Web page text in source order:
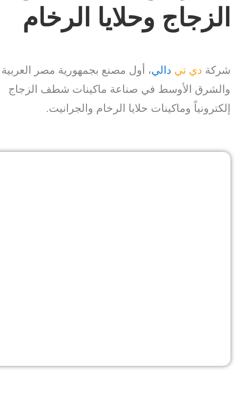
الزجاج وحلايا الرخام
شركة دي تي دالي، أول مصنع بجمهورية مصر العربية
والشرق الأوسط في صناعة ماكينات شطف الزجاج
إلكترونياً وماكينات حلايا الرخام والجرانيت.